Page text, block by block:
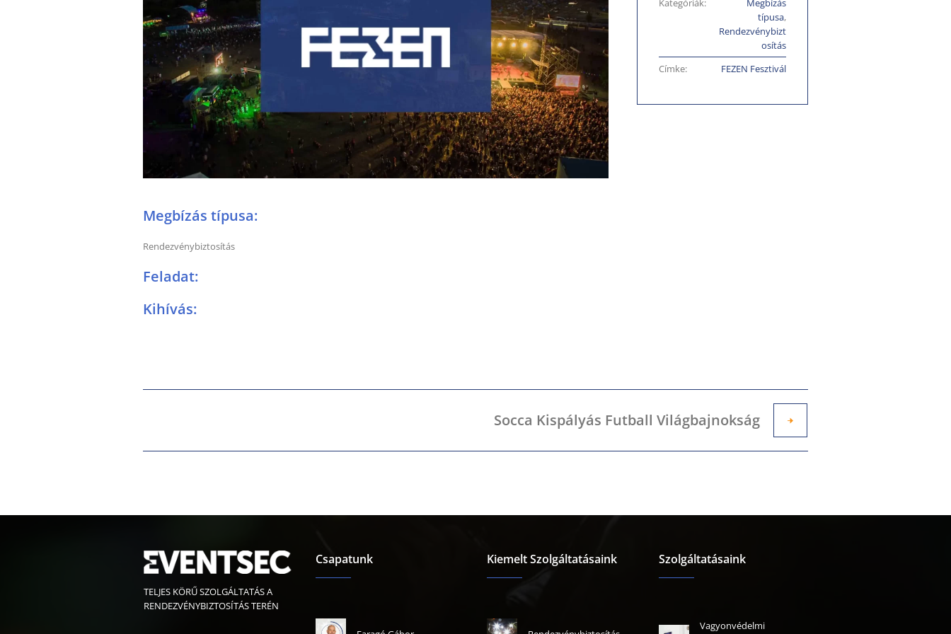
Megbízás típusa:
Rendezvénybiztosítás
Feladat:
Kihívás:
Kategóriák:
Megbízás
típusa,
Rendezvénybizt
osítás
Címke:
FEZEN Fesztivál
Socca Kispályás Futball Világbajnokság
TELJES KÖRŰ SZOLGÁLTATÁS A
RENDEZVÉNYBIZTOSÍTÁS TERÉN
Csapatunk Kiemelt Szolgáltatásaink Szolgáltatásaink
Vagyonvédelmi